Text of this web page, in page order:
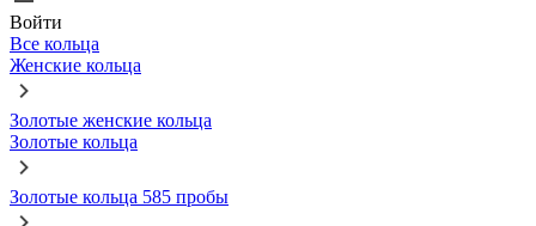
Войти
Все кольца
Женские кольца
Золотые женские кольца
Золотые кольца
Золотые кольца 585 пробы